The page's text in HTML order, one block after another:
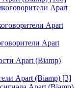
Apart
Apart
Apart
Apart (Biamp)
Apart (Biamp) [3]